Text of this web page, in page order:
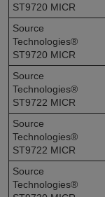
ST9720 MICR
Source
Technologies®
ST9720 MICR
Source
Technologies®
ST9722 MICR
Source
Technologies®
ST9722 MICR
Source
Technologies®